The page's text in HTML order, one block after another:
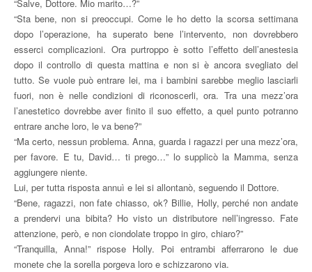
“Salve, Dottore. Mio marito…?”
“Sta bene, non si preoccupi. Come le ho detto la scorsa settimana
dopo l’operazione, ha superato bene l’intervento, non dovrebbero
esserci complicazioni. Ora purtroppo è sotto l’effetto dell’anestesia
dopo il controllo di questa mattina e non si è ancora svegliato del
tutto. Se vuole può entrare lei, ma i bambini sarebbe meglio lasciarli
fuori, non è nelle condizioni di riconoscerli, ora. Tra una mezz’ora
l’anestetico dovrebbe aver finito il suo effetto, a quel punto potranno
entrare anche loro, le va bene?”
“Ma certo, nessun problema. Anna, guarda i ragazzi per una mezz’ora,
per favore. E tu, David… ti prego…” lo supplicò la Mamma, senza
aggiungere niente.
Lui, per tutta risposta annuì e lei si allontanò, seguendo il Dottore.
“Bene, ragazzi, non fate chiasso, ok? Billie, Holly, perché non andate
a prendervi una bibita? Ho visto un distributore nell’ingresso. Fate
attenzione, però, e non ciondolate troppo in giro, chiaro?”
“Tranquilla, Anna!” rispose Holly. Poi entrambi afferrarono le due
monete che la sorella porgeva loro e schizzarono via.